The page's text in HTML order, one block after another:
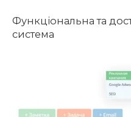
Функціональна та
система